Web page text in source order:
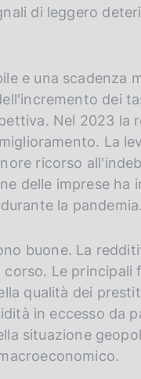
di leggero
e una scadenza
dei
Nel 2023 la
La
ricorso
delle imprese
la pandemia.
buone. La
Le
qualità dei
in eccesso da
situazione